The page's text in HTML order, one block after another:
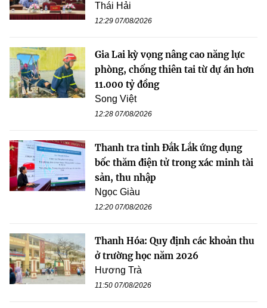
Thái Hải
12:29 07/08/2026
Gia Lai kỳ vọng nâng cao năng lực
phòng, chống thiên tai từ dự án hơn
11.000 tỷ đồng
Song Việt
12:28 07/08/2026
Thanh tra tỉnh Đắk Lắk ứng dụng
bốc thăm điện tử trong xác minh tài
sản, thu nhập
Ngọc Giàu
12:20 07/08/2026
Thanh Hóa: Quy định các khoản thu
ở trường học năm 2026
Hương Trà
11:50 07/08/2026